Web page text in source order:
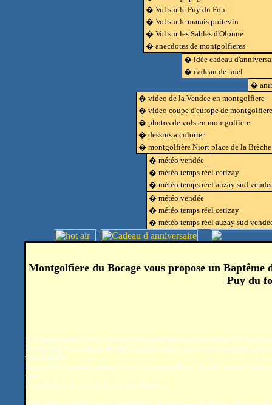
� Vol sur le Puy du Fou
� Vol sur le marais poitevin
� Vol sur les Sables d'Olonne
� anecdotes de montgolfieres
� idée cadeau
� cadeau de noel
�
� video de la Vendee en montgolfiere
� video coupe d'europe de montgolfiere
� photos de vols en montgolfiere
� dessins a colorier
� montgolfière Niort place de la Brèche
� météo vendée
� météo temps réel cerizay
� météo temps réel auzay sud
� météo vendée
� météo temps réel cerizay
� météo temps réel auzay sud
Montgolfiere du Bocage vous propose un Baptême
Puy du
Si le voyage incite au rêve…un tour en montgolfiere demeure inoubliable. Libre
Puy du fou® ou le Marais Poitevin. Explorez encore cette contrée inconnue, qui en
votre curiosité.
Eprouvez les sensations uniques d’un vol en montgolfiere, en toute sécurité.
vent…
Le spectacle de la terre, vu du ciel, peut démarrer !
Vous effectuerez votre tour en montgolfiere en compagnie de Damien Merceron